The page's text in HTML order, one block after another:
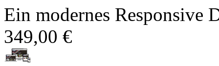
Ein modernes Responsive
349,00 €